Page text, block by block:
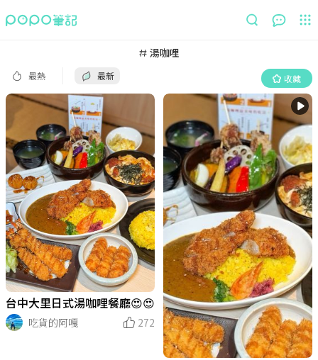
湯咖哩
最熱 最新 收藏
收藏
台中大里日式湯咖哩餐廳😍😍
吃貨的阿嘎
272